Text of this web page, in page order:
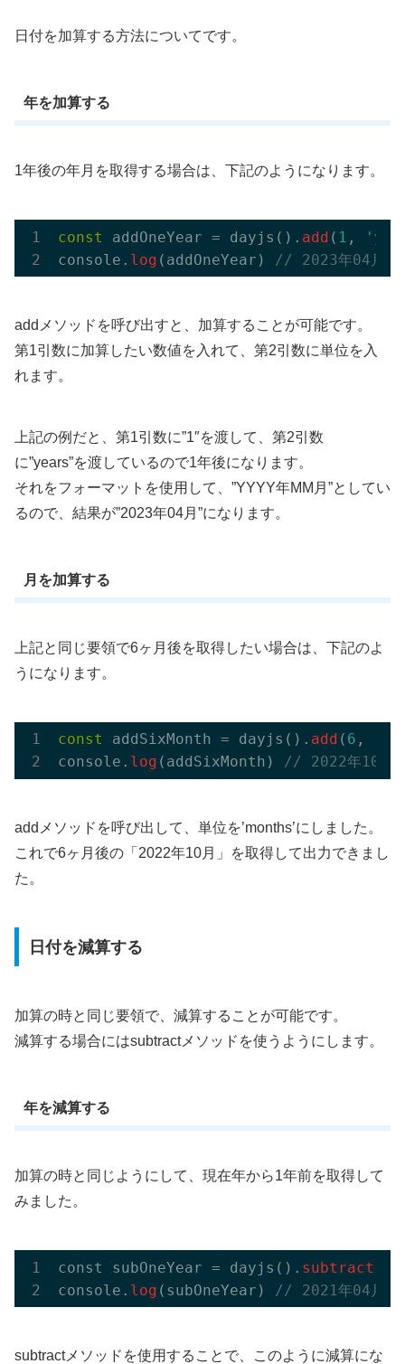
日付を加算する方法についてです。
年を加算する
1年後の年月を取得する場合は、下記のようになります。
const addOneYear = dayjs(). add ( 1 ,
console. log (addOneYear) // 2023年04月
addメソッドを呼び出すと、加算することが可能です。
第1引数に加算したい数値を入れて、第2引数に単位を入
れます。
上記の例だと、第1引数に”1″を渡して、第2引数
に”years”を渡しているので1年後になります。
それをフォーマットを使用して、”YYYY年MM月”としてい
るので、結果が”2023年04月”になります。
月を加算する
上記と同じ要領で6ヶ月後を取得したい場合は、下記のよ
うになります。
const addSixMonth = dayjs(). add ( 6 ,
console. log (addSixMonth) // 2022年10月
addメソッドを呼び出して、単位を’months’にしました。
これで6ヶ月後の「2022年10月」を取得して出力できまし
た。
日付を減算する
加算の時と同じ要領で、減算することが可能です。
減算する場合にはsubtractメソッドを使うようにします。
年を減算する
加算の時と同じようにして、現在年から1年前を取得して
みました。
const subOneYear = dayjs(). subtract
console. log (subOneYear) // 2021年04月
subtractメソッドを使用することで、このように減算にな